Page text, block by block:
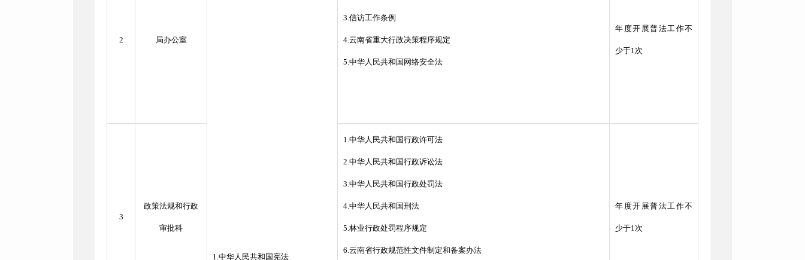
1.中华人民共和国宪法
2 局办公室
3.信访工作条例
4.云南省重大行政决策程序规定
5.中华人民共和国网络安全法
年度开展普法工作不
少于1次
3
政策法规和行政
审批科
1.中华人民共和国行政许可法
2.中华人民共和国行政诉讼法
3.中华人民共和国行政处罚法
4.中华人民共和国刑法
5.林业行政处罚程序规定
6.云南省行政规范性文件制定和备案办法
年度开展普法工作不
少于1次